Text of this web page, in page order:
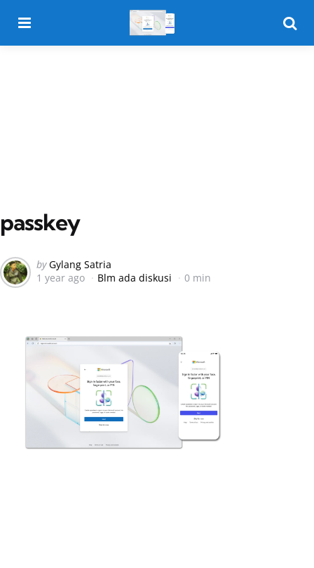
passkey
Posted
by
by Gylang Satria
1 year ago
Blm ada diskusi 0 min